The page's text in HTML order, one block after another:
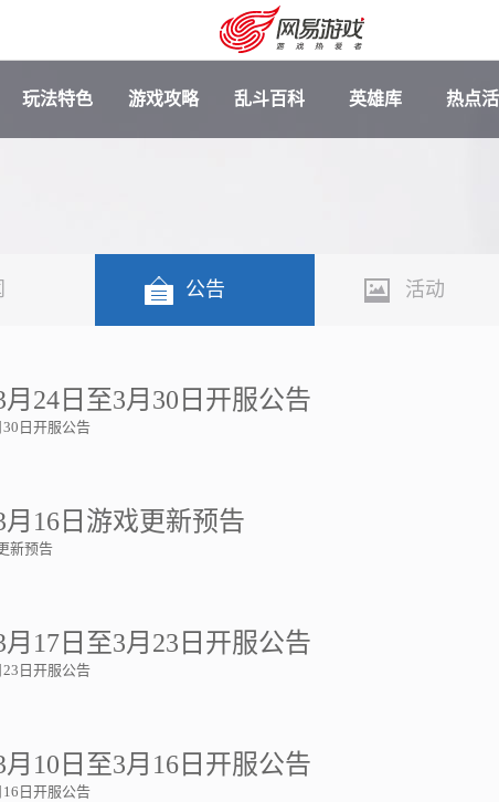
玩法特色 游戏攻略 乱斗百科 英雄库 热点
公告 活动
月24日至3月30日开服公告
30日开服公告
月16日游戏更新预告
新预告
月17日至3月23日开服公告
23日开服公告
月10日至3月16日开服公告
16日开服公告